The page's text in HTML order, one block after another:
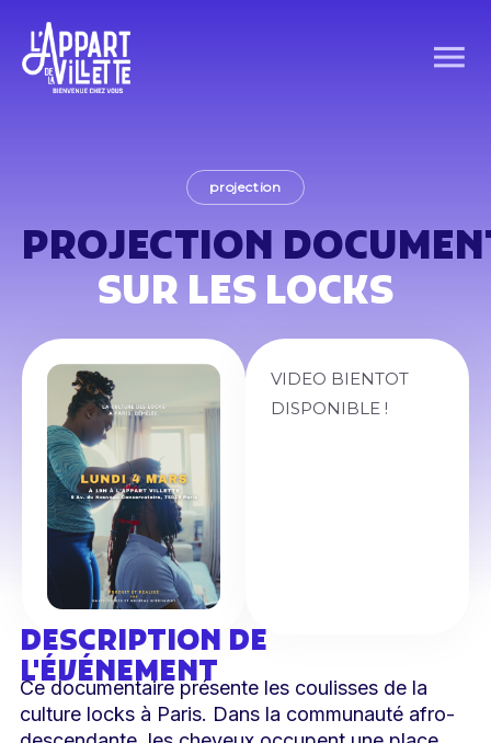
projection
PROJECTION
SUR LES LOCKS
VIDEO BIENTOT
DISPONIBLE !
DESCRIPTION DE
L'ÉVÉNEMENT
Ce documentaire présente les coulisses de la
culture locks à Paris. Dans la communauté afro-